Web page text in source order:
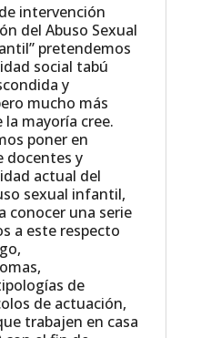
intervención
del Abuso Sexual
pretendemos
social tabú
y
mucho más
mayoría cree.
poner en
docentes y
actual del
sexual infantil,
conocer una serie
a este respecto
de
de actuación,
trabajen en casa